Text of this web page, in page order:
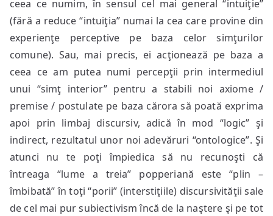
ceea ce numim, în sensul cel mai general “intuiţie”
(fără a reduce “intuiţia” numai la cea care provine din
experienţe perceptive pe baza celor simţurilor
comune). Sau, mai precis, ei acţionează pe baza a
ceea ce am putea numi percepţii prin intermediul
unui “simţ interior” pentru a stabili noi axiome /
premise / postulate pe baza cărora să poată exprima
apoi prin limbaj discursiv, adică în mod “logic” şi
indirect, rezultatul unor noi adevăruri “ontologice”. Şi
atunci nu te poţi împiedica să nu recunoşti că
întreaga “lume a treia” popperiană este “plin –
îmbibată” în toţi “porii” (interstiţiile) discursivităţii sale
de cel mai pur subiectivism încă de la naştere şi pe tot